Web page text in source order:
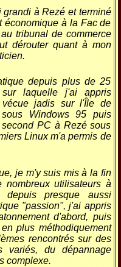
à Rezé et terminé
économique à la Fac de
tribunal de commerce
dérouter quant à mon
depuis plus de 25
laquelle j'ai appris
vécue jadis sur l'Île de
Windows 95 puis
PC à Rezé sous
Linux m'a permis de
je m'y suis mis à la fin
utilisateurs à
depuis presque aussi
"passion", j'ai appris
d'abord, puis
plus méthodiquement
rencontrés sur des
variés, du dépannage
complexe.